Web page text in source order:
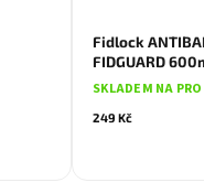
Fidlock
FIDGUARD
SKLADEM NA
249 Kč